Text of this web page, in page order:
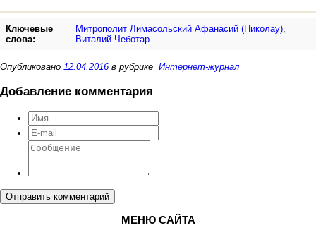
Ключевые
слова:
Митрополит Лимасольский Афанасий (Николау),
Виталий Чеботар
Опубликовано 12.04.2016 в рубрике Интернет-журнал
Добавление комментария
Отправить комментарий
МЕНЮ САЙТА